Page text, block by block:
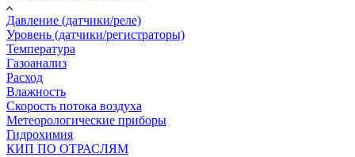
Давление (датчики/реле)
Уровень (датчики/регистраторы)
Температура
Газоанализ
Расход
Влажность
Скорость потока воздуха
Метеорологические приборы
Гидрохимия
КИП ПО ОТРАСЛЯМ